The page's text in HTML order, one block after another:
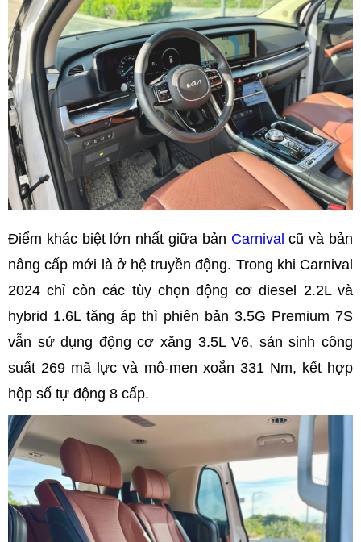
Điểm khác biệt lớn nhất giữa bản Carnivalcũ và bản
nâng cấp mới là ở hệ truyền động. Trong khi Carnival
2024 chỉ còn các tùy chọn động cơ diesel 2.2L và
hybrid 1.6L tăng áp thì phiên bản 3.5G Premium 7S
vẫn sử dụng động cơ xăng 3.5L V6, sản sinh công
suất 269 mã lực và mô-men xoắn 331 Nm, kết hợp
hộp số tự động 8 cấp.